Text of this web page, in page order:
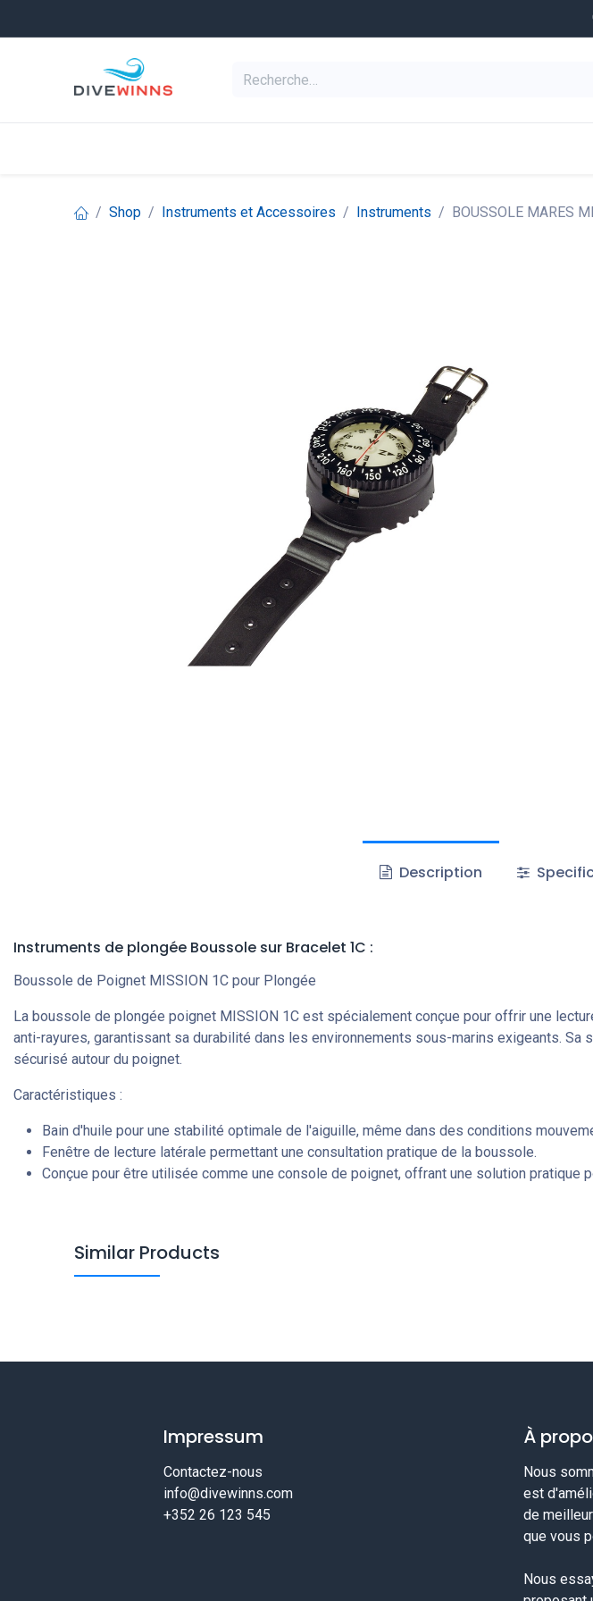
Shop Instruments et Accessoires Instruments BOUSSOLE MARES
Description
Instruments de plongée Boussole sur Bracelet 1C :
Boussole de Poignet MISSION 1C pour Plongée
La boussole de plongée poignet MISSION 1C est spécialement conçue pour offrir une
anti-rayures, garantissant sa durabilité dans les environnements sous-marins exigeants.
sécurisé autour du poignet.
Caractéristiques :
Bain d'huile pour une stabilité optimale de l'aiguille, même dans des conditions
Fenêtre de lecture latérale permettant une consultation pratique de la boussole.
Conçue pour être utilisée comme une console de poignet, offrant une solution pratique
Similar Products
Impressum
Contactez-nous
info@divewinns.com
+352 26 123 545
À
Nous
est
de
que vous
Nous